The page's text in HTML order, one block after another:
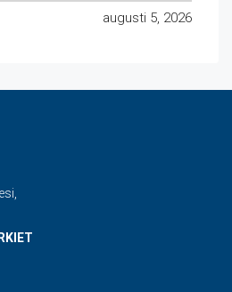
augusti 5, 2026